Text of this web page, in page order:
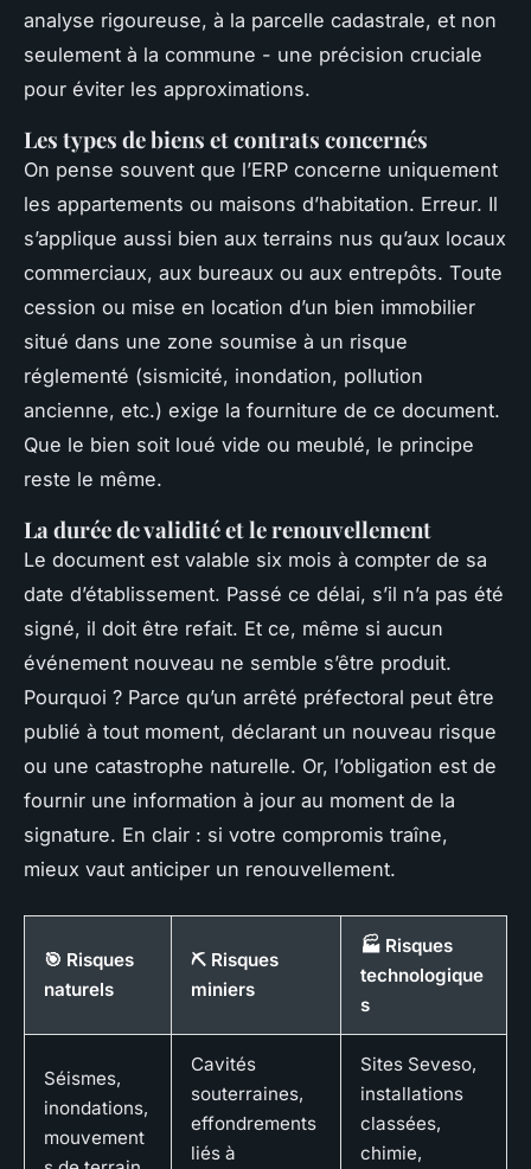
analyse rigoureuse, à la parcelle cadastrale, et non
seulement à la commune - une précision cruciale
pour éviter les approximations.
Les types de biens et contrats concernés
On pense souvent que l’ERP concerne uniquement
les appartements ou maisons d’habitation. Erreur. Il
s’applique aussi bien aux terrains nus qu’aux locaux
commerciaux, aux bureaux ou aux entrepôts. Toute
cession ou mise en location d’un bien immobilier
situé dans une zone soumise à un risque
réglementé (sismicité, inondation, pollution
ancienne, etc.) exige la fourniture de ce document.
Que le bien soit loué vide ou meublé, le principe
reste le même.
La durée de validité et le renouvellement
Le document est valable six mois à compter de sa
date d’établissement. Passé ce délai, s’il n’a pas été
signé, il doit être refait. Et ce, même si aucun
événement nouveau ne semble s’être produit.
Pourquoi ? Parce qu’un arrêté préfectoral peut être
publié à tout moment, déclarant un nouveau risque
ou une catastrophe naturelle. Or, l’obligation est de
fournir une information à jour au moment de la
signature. En clair : si votre compromis traîne,
mieux vaut anticiper un renouvellement.
🎯 Risques
naturels
⛏️ Risques
miniers
🏭 Risques
technologique
s
Séismes,
inondations,
mouvement
Cavités
souterraines,
effondrements
liés à
Sites Seveso,
installations
classées,
chimie,